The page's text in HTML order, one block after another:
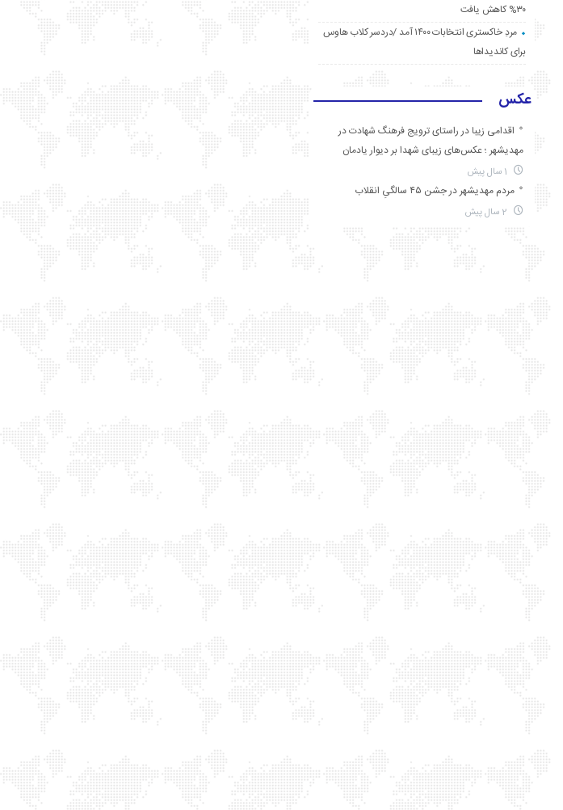
۳۰% کاهش یافت
مردِ خاکستری انتخابات ۱۴۰۰ آمد /دردسر کلاب هاوس
برای کاندیداها
عکس
اقدامی زیبا در راستای ترویج فرهنگ شهادت در
مهدیشهر ؛ عکس‌های زیبای شهدا بر دیوار یادمان
مردم مهدیشهر در جشن ۴۵ سالگیِ انقلاب